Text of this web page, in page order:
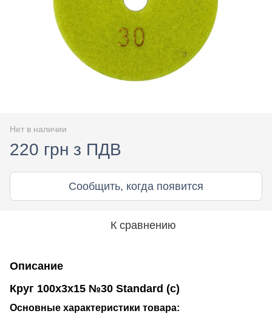
Нет в наличии
220 грн з ПДВ
Сообщить, когда появится
К сравнению
Описание
Круг 100x3x15 №30 Standard (с)
Основные характеристики товара: